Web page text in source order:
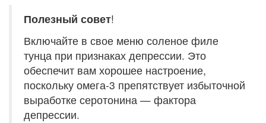
Полезный совет!
Включайте в свое меню соленое филе
тунца при признаках депрессии. Это
обеспечит вам хорошее настроение,
поскольку омега-3 препятствует избыточной
выработке серотонина — фактора
депрессии.